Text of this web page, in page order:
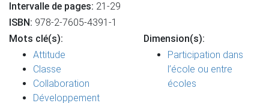
Intervalle de pages: 21-29
ISBN: 978-2-7605-4391-1
Mots clé(s):
Attitude
Classe
Collaboration
Développement
Dimension(s):
Participation dans
l’école ou entre
écoles